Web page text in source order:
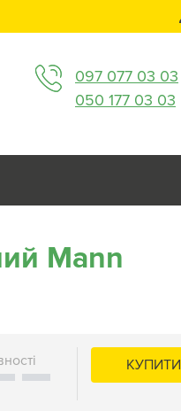
097 077 03 03
050 177 03 03
Mann
КУПИТИ